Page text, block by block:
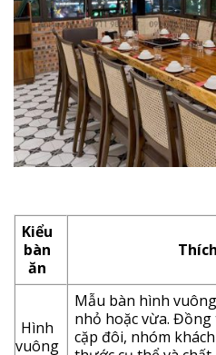
Kiểu
bàn
ăn
Hình
vuông
Mẫu bàn hình
nhỏ hoặc vừa.
cặp đôi, nhóm